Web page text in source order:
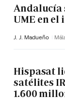
Andalucía
UME en el
J. J. Madueño
Hispasat
satélites
1.600